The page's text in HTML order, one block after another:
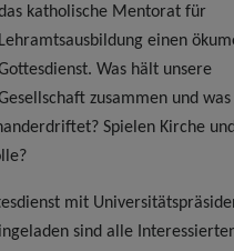
katholische Mentorat für
Lehramtsausbildung einen
Was hält unsere
zusammen und was
Spielen Kirche
mit
sind alle